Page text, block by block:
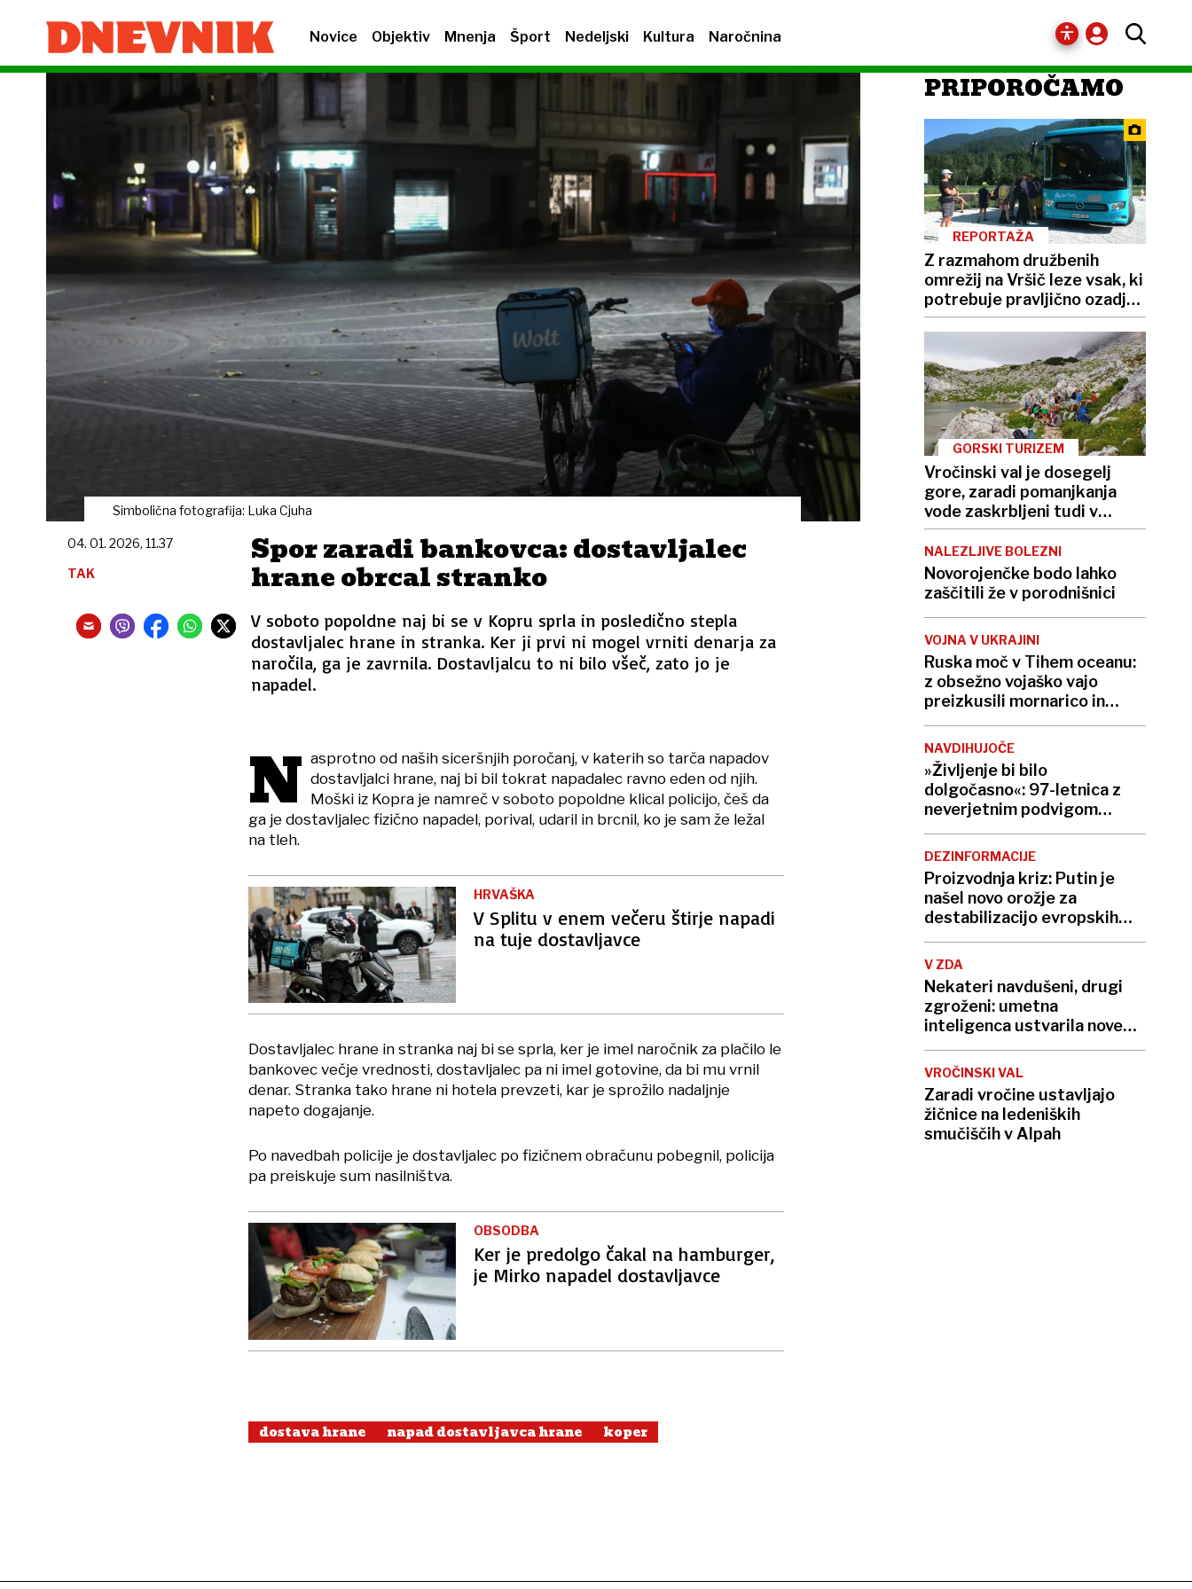
Novice Objektiv Mnenja Šport Nedeljski Kultura Naročnina
Simbolična fotografija: Luka Cjuha
Spor zaradi bankovca: dostavljalec
hrane obrcal stranko
V soboto popoldne naj bi se v Kopru sprla in posledično stepla
dostavljalec hrane in stranka. Ker ji prvi ni mogel vrniti denarja za
naročila, ga je zavrnila. Dostavljalcu to ni bilo všeč, zato jo je
napadel.
04. 01. 2026, 11.37
TAK
N asprotno od naših siceršnjih poročanj, v katerih so tarča napadov
dostavljalci hrane, naj bi bil tokrat napadalec ravno eden od njih.
Moški iz Kopra je namreč v soboto popoldne klical policijo, češ da
ga je dostavljalec fizično napadel, porival, udaril in brcnil, ko je sam že ležal
na tleh.
HRVAŠKA
V Splitu v enem večeru štirje napadi
na tuje dostavljavce
Dostavljalec hrane in stranka naj bi se sprla, ker je imel naročnik za plačilo le
bankovec večje vrednosti, dostavljalec pa ni imel gotovine, da bi mu vrnil
denar. Stranka tako hrane ni hotela prevzeti, kar je sprožilo nadaljnje
napeto dogajanje.
Po navedbah policije je dostavljalec po fizičnem obračunu pobegnil, policija
pa preiskuje sum nasilništva.
OBSODBA
Ker je predolgo čakal na hamburger,
je Mirko napadel dostavljavce
dostava hrane napad dostavljavca hrane koper
PRIPOROČAMO
REPORTAŽA
Z razmahom družbenih
omrežij na Vršič leze vsak, ki
potrebuje pravljično ozadje
za selfije
GORSKI TURIZEM
Vročinski val je dosegelj
gore, zaradi pomanjkanja
vode zaskrbljeni tudi v
kočah
NALEZLJIVE BOLEZNI
Novorojenčke bodo lahko
zaščitili že v porodnišnici
VOJNA V UKRAJINI
Ruska moč v Tihem oceanu:
z obsežno vojaško vajo
preizkusili mornarico in
balistične rakete
NAVDIHUJOČE
»Življenje bi bilo
dolgočasno«: 97-letnica z
neverjetnim podvigom
podrla lastni rekord
DEZINFORMACIJE
Proizvodnja kriz: Putin je
našel novo orožje za
destabilizacijo evropskih
demokracij
V ZDA
Nekateri navdušeni, drugi
zgroženi: umetna
inteligenca ustvarila nove
viruse
VROČINSKI VAL
Zaradi vročine ustavljajo
žičnice na ledeniških
smučiščih v Alpah